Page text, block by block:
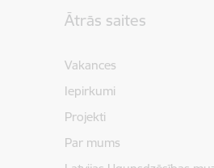
Ātrās saites
Vakances
Iepirkumi
Projekti
Par mums